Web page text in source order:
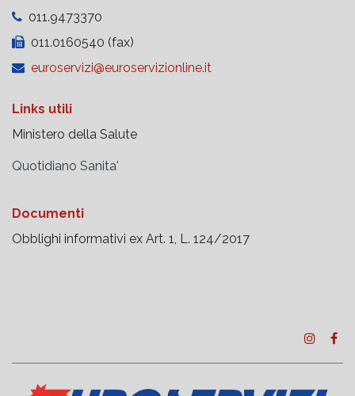
011.9473370
011.0160540 (fax)
euroservizi@euroservizionline.it
Links utili
Ministero della Salute
Quotidiano Sanita'
Documenti
Obblighi informativi ex Art. 1, L. 124/2017